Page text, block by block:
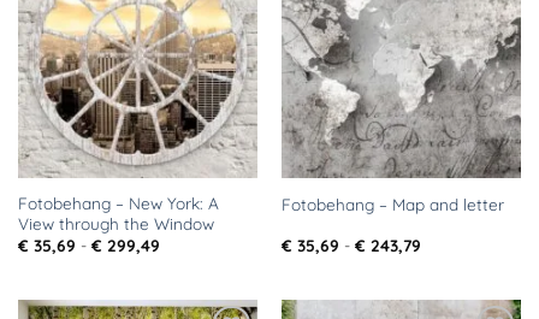
aan
verlanglijst
Fotobehang – New York: A
View through the Window
€ 35,69 - € 299,49Prijsklasse:
aan
verlanglijst
Fotobehang – Map and letter
€ 35,69 - € 243,79Prijsklasse: